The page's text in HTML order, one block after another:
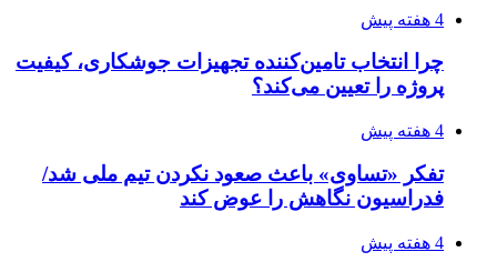
4 هفته پیش
چرا انتخاب تامین‌کننده تجهیزات جوشکاری، کیفیت
پروژه را تعیین می‌کند؟
4 هفته پیش
تفکر «تساوی» باعث صعود نکردن تیم ملی شد/
فدراسیون نگاهش را عوض کند
4 هفته پیش